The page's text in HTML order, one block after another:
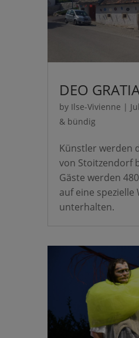
DEO
by Ilse-Vivienne |
& bündig
Künstler werden
von Stoitzendorf
Gäste werden
auf eine spezielle
unterhalten.